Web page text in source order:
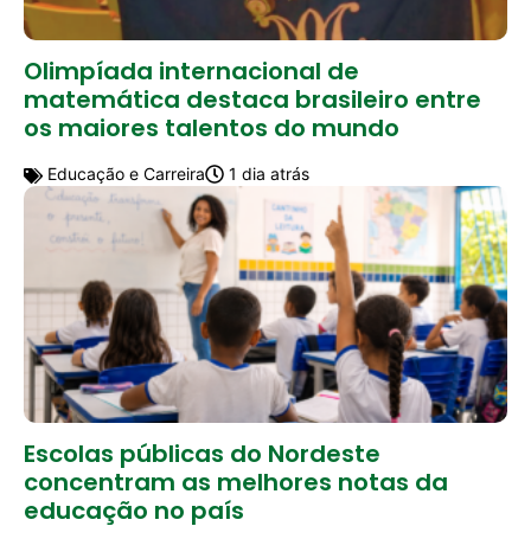
Olimpíada internacional de
matemática destaca brasileiro entre
os maiores talentos do mundo
Educação e Carreira 1 dia atrás
Escolas públicas do Nordeste
concentram as melhores notas da
educação no país